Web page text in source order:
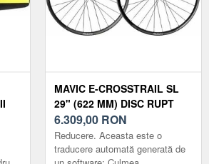
MAVIC E-CROSSTRAIL SL
29" (622 MM) DISC RUPT
12X148-15X110-20X110
MICRO SPLINE-SHIMANO
HG 6-ŞURUB PERECHE DE
6.309,00 RON
Reducere. Aceasta este o
traducere automată generată de